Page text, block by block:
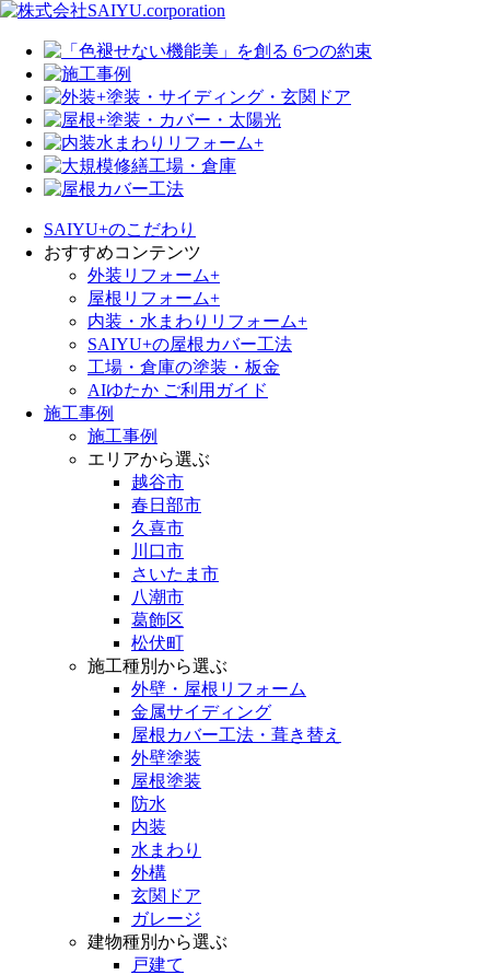
SAIYU+のこだわり
おすすめコンテンツ
外装リフォーム+
屋根リフォーム+
内装・水まわりリフォーム+
SAIYU+の屋根カバー工法
工場・倉庫の塗装・板金
AIゆたか ご利用ガイド
施工事例
施工事例
エリアから選ぶ
越谷市
春日部市
久喜市
川口市
さいたま市
八潮市
葛飾区
松伏町
施工種別から選ぶ
外壁・屋根リフォーム
金属サイディング
屋根カバー工法・葺き替え
外壁塗装
屋根塗装
防水
内装
水まわり
外構
玄関ドア
ガレージ
建物種別から選ぶ
戸建て